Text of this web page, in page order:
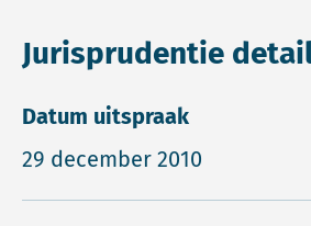
Jurisprudentie
Datum uitspraak
29 december 2010